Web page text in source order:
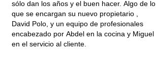
sólo dan los años y el buen hacer. Algo de lo
que se encargan su nuevo propietario ,
David Polo, y un equipo de profesionales
encabezado por Abdel en la cocina y Miguel
en el servicio al cliente.